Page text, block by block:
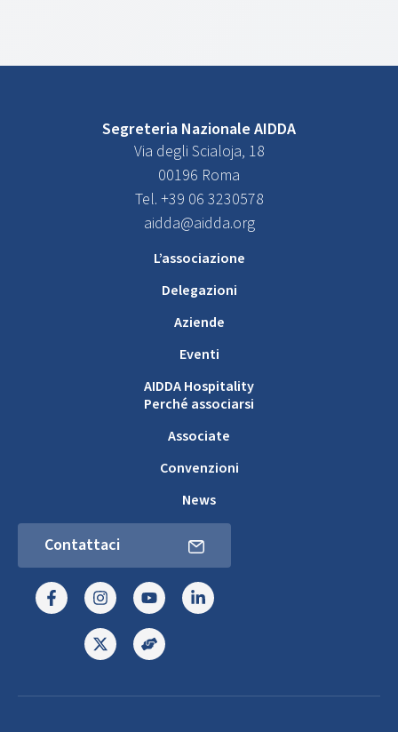
Segreteria Nazionale AIDDA
Via degli Scialoja, 18
00196 Roma
Tel. +39 06 3230578
aidda@aidda.org
L’associazione
Delegazioni
Aziende
Eventi
AIDDA Hospitality
Perché associarsi
Associate
Convenzioni
News
Contattaci